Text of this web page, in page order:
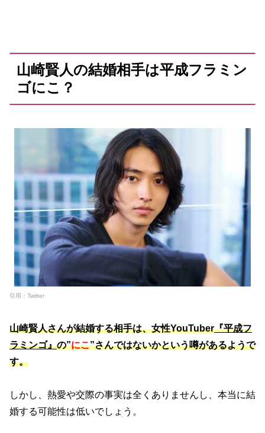
山崎賢人の結婚相手は平成フラミン
ゴにこ？
引用：Twitter
山崎賢人さんが結婚する相手は、女性YouTuber『平成フ
ラミンゴ』の”にこ”さんではないかという噂があるようで
す。
しかし、熱愛や交際の事実は全くありませんし、本当に結
婚する可能性は低いでしょう。